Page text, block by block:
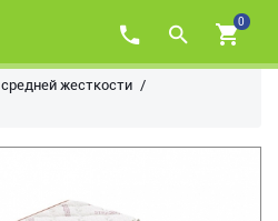
0
средней жесткости